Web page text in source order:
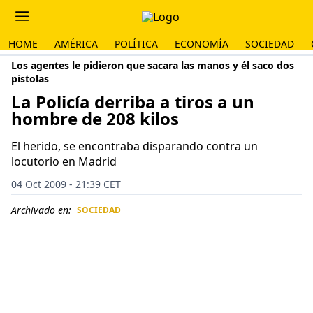
HOME AMÉRICA POLÍTICA ECONOMÍA SOCIEDAD
Los agentes le pidieron que sacara las manos y él saco dos
pistolas
La Policía derriba a tiros a un
hombre de 208 kilos
El herido, se encontraba disparando contra un
locutorio en Madrid
04 Oct 2009 - 21:39 CET
Archivado en: SOCIEDAD